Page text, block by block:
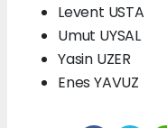
Levent USTA
Umut UYSAL
Yasin UZER
Enes YAVUZ